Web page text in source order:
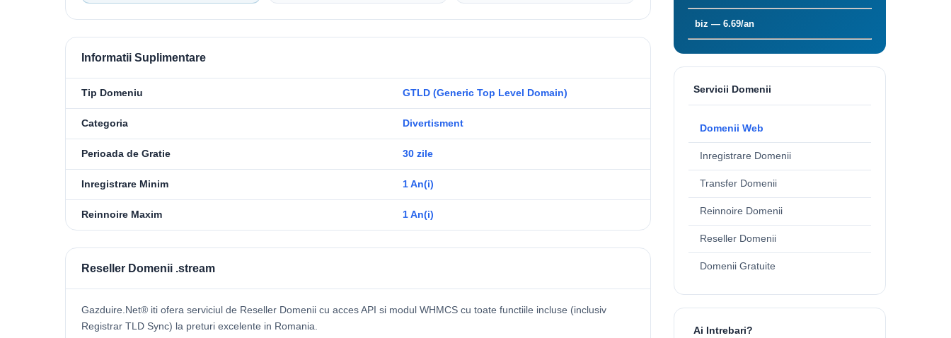
Informatii Suplimentare
Tip Domeniu GTLD (Generic Top Level Domain)
Categoria Divertisment
Perioada de Gratie 30 zile
Inregistrare Minim 1 An(i)
Reinnoire Maxim 1 An(i)
Reseller Domenii .stream
Gazduire.Net® iti ofera serviciul de Reseller Domenii cu acces API si modul WHMCS cu toate functiile incluse (inclusiv
Registrar TLD Sync) la preturi excelente in Romania.
biz — 6.69/an
Servicii Domenii
Domenii Web
Inregistrare Domenii
Transfer Domenii
Reinnoire Domenii
Reseller Domenii
Domenii Gratuite
Ai Intrebari?